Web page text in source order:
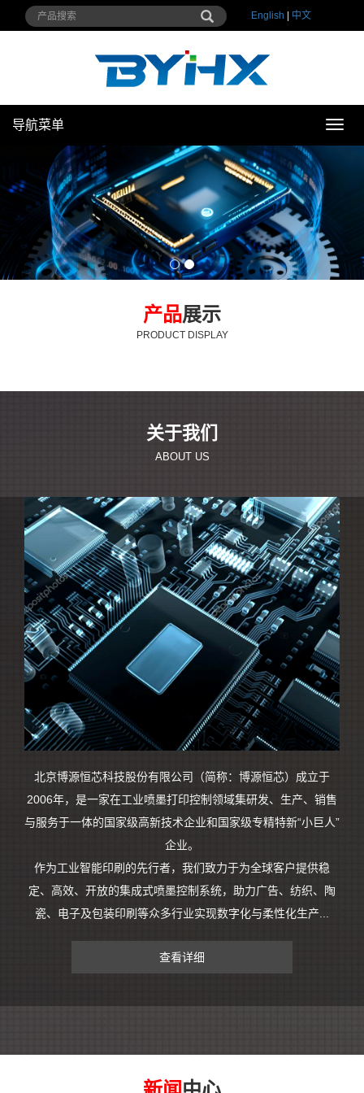
English 中文
导
导航菜单
产品展示
PRODUCT DISPLAY
关于我们
ABOUT US
北京博源恒芯科技股份有限公司（简称：博源恒芯）成立于
2006年，是一家在工业喷墨打印控制领域集研发、生产、销售
与服务于一体的国家级高新技术企业和国家级专精特新“小巨人”
企业。
作为工业智能印刷的先行者，我们致力于为全球客户提供稳
定、高效、开放的集成式喷墨控制系统，助力广告、纺织、陶
瓷、电子及包装印刷等众多行业实现数字化与柔性化生产...
查看详细